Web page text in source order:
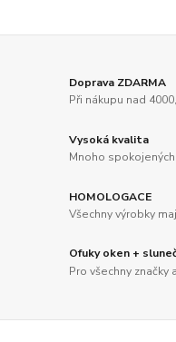
Doprava ZDARMA
Při nákupu nad
Vysoká kvalita
Mnoho
HOMOLOGACE
Všechny výrobky
Ofuky oken +
Pro všechny značky